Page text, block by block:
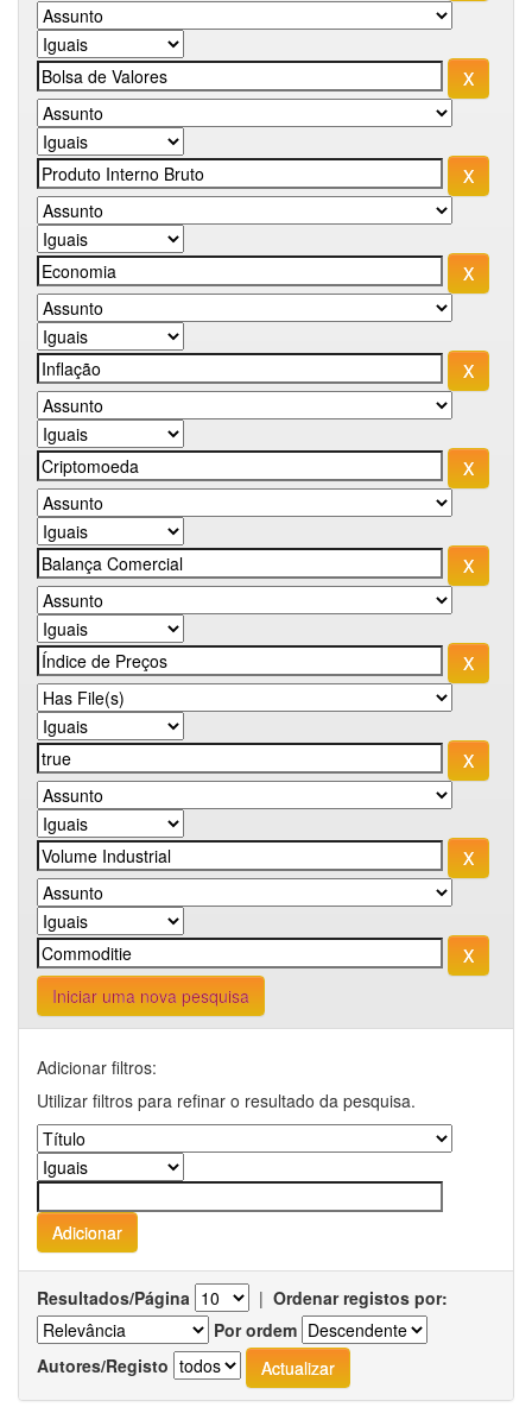
Iniciar uma nova pesquisa
Adicionar filtros:
Utilizar filtros para refinar o resultado da pesquisa.
Resultados/Página | Ordenar registos por:
Por ordem
Autores/Registo